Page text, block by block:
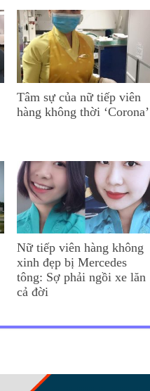
Tâm sự của nữ tiếp viên
hàng không thời ‘Corona’
Nữ tiếp viên hàng không
xinh đẹp bị Mercedes
tông: Sợ phải ngồi xe lăn
cả đời